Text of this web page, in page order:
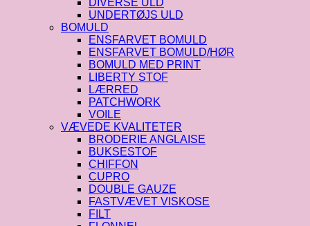
DIVERSE ULD
UNDERTØJS ULD
BOMULD
ENSFARVET BOMULD
ENSFARVET BOMULD/HØR
BOMULD MED PRINT
LIBERTY STOF
LÆRRED
PATCHWORK
VOILE
VÆVEDE KVALITETER
BRODERIE ANGLAISE
BUKSESTOF
CHIFFON
CUPRO
DOUBLE GAUZE
FASTVÆVET VISKOSE
FILT